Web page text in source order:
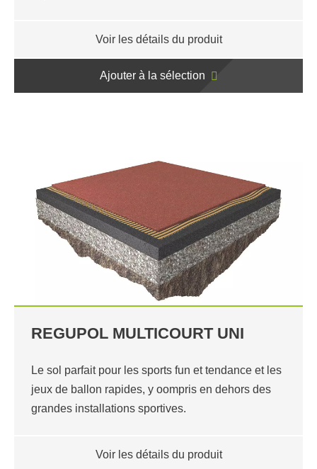
Voir les détails du produit
Ajouter à la sélection
REGUPOL MULTICOURT UNI
Le sol parfait pour les sports fun et tendance et les
jeux de ballon rapides, y oompris en dehors des
grandes installations sportives.
Voir les détails du produit